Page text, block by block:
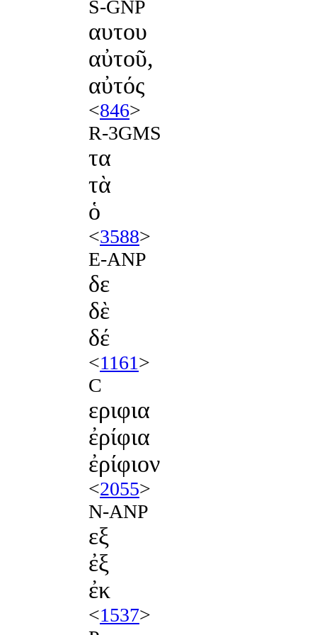
S-GNP
αυτου
αὐτοῦ,
αὐτός
<846>
R-3GMS
τα
τὰ
ὁ
<3588>
E-ANP
δε
δὲ
δέ
<1161>
C
εριφια
ἐρίφια
ἐρίφιον
<2055>
N-ANP
εξ
ἐξ
ἐκ
<1537>